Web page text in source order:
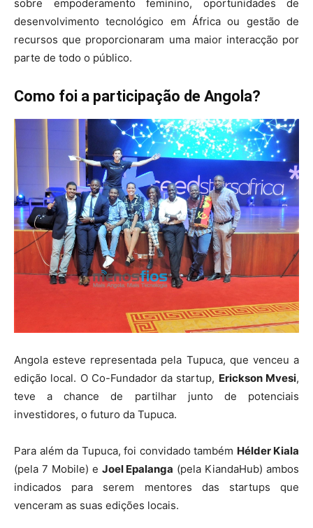
sobre empoderamento feminino, oportunidades de
desenvolvimento tecnológico em África ou gestão de
recursos que proporcionaram uma maior interacção por
parte de todo o público.
Como foi a participação de Angola?
Angola esteve representada pela Tupuca, que venceu a
edição local. O Co-Fundador da startup, Erickson Mvesi,
teve a chance de partilhar junto de potenciais
investidores, o futuro da Tupuca.
Para além da Tupuca, foi convidado também Hélder Kiala
(pela 7 Mobile) e Joel Epalanga (pela KiandaHub) ambos
indicados para serem mentores das startups que
venceram as suas edições locais.